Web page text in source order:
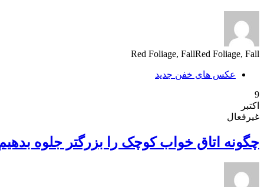
Red Foliage, FallRed Foliage, Fall
عکس های خفن جدید
9
اکتبر
غیرفعال
چگونه اتاق خواب کوچک را بزرگتر جلوه